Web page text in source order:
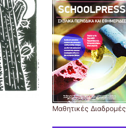
Μαθητικές Διαδρομές